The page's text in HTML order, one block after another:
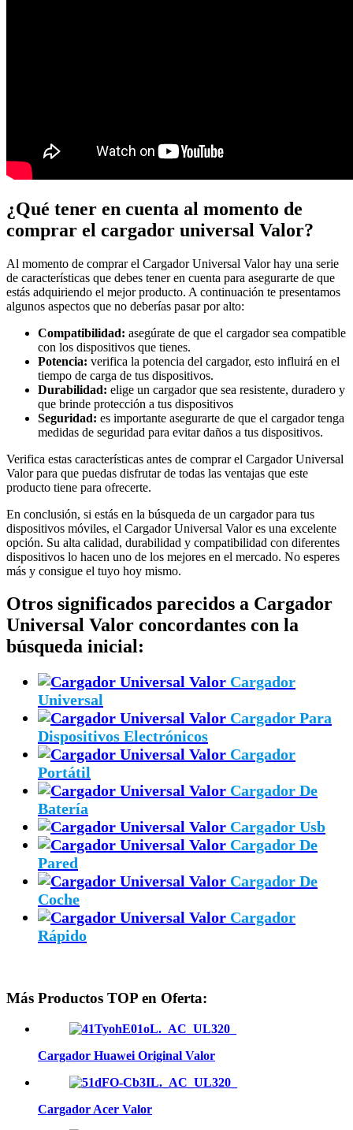
¿Qué tener en cuenta al momento de
comprar el cargador universal Valor?
Al momento de comprar el Cargador Universal Valor hay una serie
de características que debes tener en cuenta para asegurarte de que
estás adquiriendo el mejor producto. A continuación te presentamos
algunos aspectos que no deberías pasar por alto:
Compatibilidad: asegúrate de que el cargador sea compatible
con los dispositivos que tienes.
Potencia: verifica la potencia del cargador, esto influirá en el
tiempo de carga de tus dispositivos.
Durabilidad: elige un cargador que sea resistente, duradero y
que brinde protección a tus dispositivos
Seguridad: es importante asegurarte de que el cargador tenga
medidas de seguridad para evitar daños a tus dispositivos.
Verifica estas características antes de comprar el Cargador Universal
Valor para que puedas disfrutar de todas las ventajas que este
producto tiene para ofrecerte.
En conclusión, si estás en la búsqueda de un cargador para tus
dispositivos móviles, el Cargador Universal Valor es una excelente
opción. Su alta calidad, durabilidad y compatibilidad con diferentes
dispositivos lo hacen uno de los mejores en el mercado. No esperes
más y consigue el tuyo hoy mismo.
Otros significados parecidos a Cargador
Universal Valor concordantes con la
búsqueda inicial:
Cargador
Universal
Cargador Para
Dispositivos Electrónicos
Cargador
Portátil
Cargador De
Batería
Cargador Usb
Cargador De
Pared
Cargador De
Coche
Cargador
Rápido
Más Productos TOP en Oferta:
Cargador Huawei Original Valor
Cargador Acer Valor